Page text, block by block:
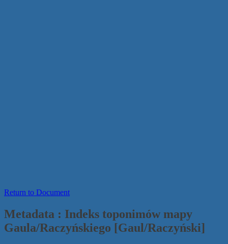
Return to Document
Metadata : Indeks toponimów mapy
Gaula/Raczyńskiego [Gaul/Raczyński]